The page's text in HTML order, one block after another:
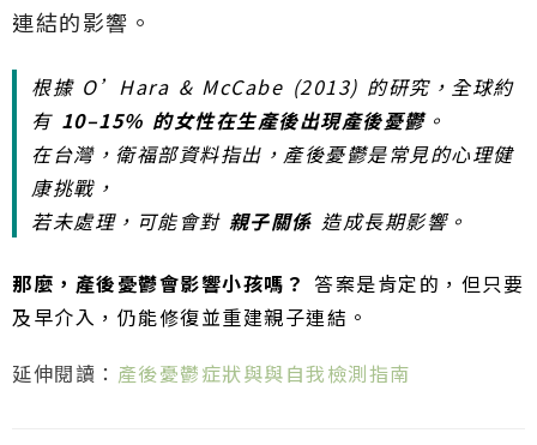
連結的影響。
根據 O’Hara & McCabe (2013) 的研究，全球約
有 10–15% 的女性在生產後出現產後憂鬱。
在台灣，衛福部資料指出，產後憂鬱是常見的心理健
康挑戰，
若未處理，可能會對 親子關係 造成長期影響。
那麼，產後憂鬱會影響小孩嗎？ 答案是肯定的，但只要
及早介入，仍能修復並重建親子連結。
延伸閱讀： 產後憂鬱症狀與與自我檢測指南